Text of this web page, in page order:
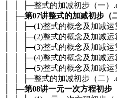
│ │ ├─整式的加减初步（一）
│ ├─第07讲整式的加减初步（
│ │ ├─(1)整式的概念及加减运
│ │ ├─(2)整式的概念及加减运
│ │ ├─(3)整式的概念及加减运
│ │ ├─(4)整式的概念及加减运
│ │ ├─(5)整式的概念及加减运
│ │ ├─整式的加减初步（二）
│ ├─第08讲一元一次方程初步